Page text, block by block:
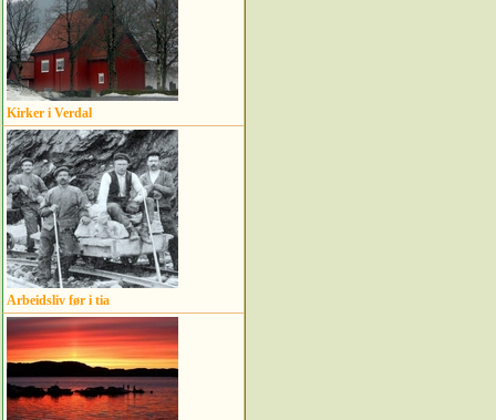
Kirker i Verdal
Arbeidsliv før i tia